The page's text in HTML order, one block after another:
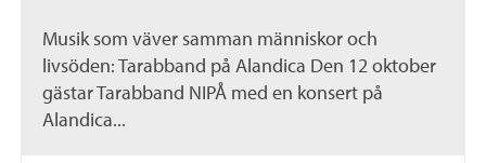
Musik som väver samman människor och
livsöden: Tarabband på Alandica Den 12 oktober
gästar Tarabband NIPÅ med en konsert på
Alandica...